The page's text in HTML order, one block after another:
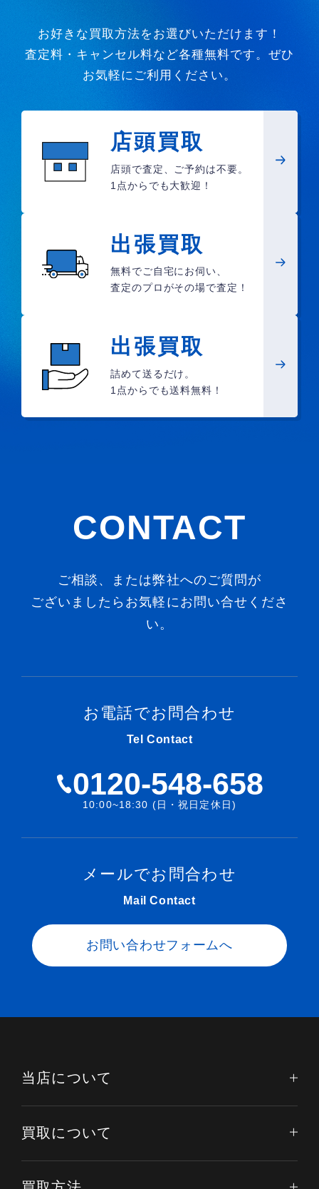
お好きな買取方法をお選びいただけます！
査定料・キャンセル料など各種無料です。ぜひ
お気軽にご利用ください。
店頭買取
店頭で査定、ご予約は不要。
1点からでも大歓迎！
出張買取
無料でご自宅にお伺い、
査定のプロがその場で査定！
出張買取
詰めて送るだけ。
1点からでも送料無料！
CONTACT
ご相談、または弊社へのご質問が
ございましたらお気軽にお問い合せくださ
い。
お電話でお問合わせ
Tel Contact
0120-548-658
10:00~18:30 (日・祝日定休日)
メールでお問合わせ
Mail Contact
お問い合わせフォームへ
当店について
買取について